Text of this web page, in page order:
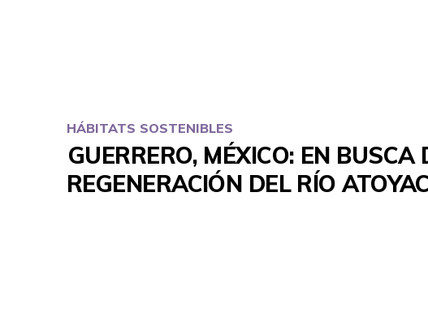
HÁBITATS SOSTENIBLES
GUERRERO, MÉXICO: EN BUSCA
REGENERACIÓN DEL RÍO